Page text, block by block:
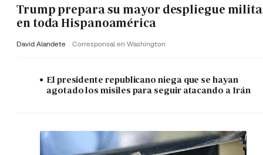
Trump prepara su mayor despliegue
en toda Hispanoamérica
David Alandete Corresponsal en Washington
El presidente republicano niega que se hayan
agotado los misiles para seguir atacando a Irán